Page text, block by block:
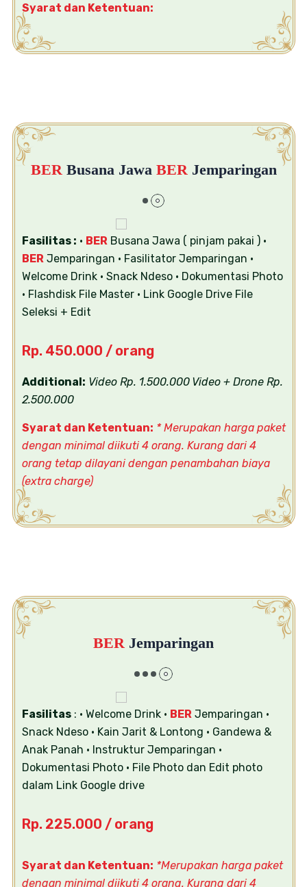
Syarat dan Ketentuan:
BER Busana Jawa BER Jemparingan
Fasilitas : • BERBusana Jawa ( pinjam pakai )•
BERJemparingan • Fasilitator Jemparingan •
Welcome Drink• Snack Ndeso• Dokumentasi Photo
• Flashdisk File Master• Link Google Drive File
Seleksi + Edit
Rp. 450.000 / orang
Additional: Video Rp. 1.500.000Video + Drone Rp.
2.500.000
Syarat dan Ketentuan: * Merupakan harga paket
dengan minimal diikuti 4 orang. Kurang dari 4
orang tetap dilayani dengan penambahan biaya
(extra charge)
BER Jemparingan
Fasilitas: • Welcome Drink• BERJemparingan •
Snack Ndeso• Kain Jarit & Lontong • Gandewa &
Anak Panah • Instruktur Jemparingan •
Dokumentasi Photo• File Photo dan Edit photo
dalam Link Google drive
Rp. 225.000 / orang
Syarat dan Ketentuan: *Merupakan harga paket
dengan minimal diikuti 4 orang. Kurang dari 4